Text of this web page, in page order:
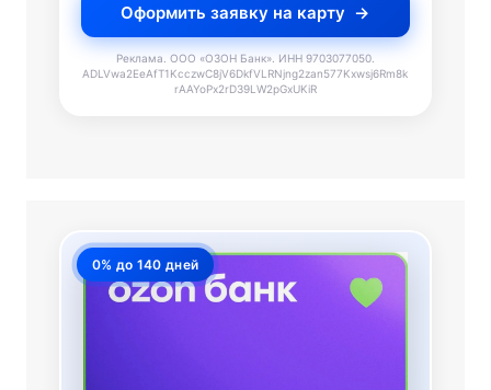
Оформить заявку на карту
Реклама. ООО «ОЗОН Банк». ИНН 9703077050.
ADLVwa2EeAfT1KcczwC8jV6DkfVLRNjng2zan577Kxwsj6Rm8k
rAAYoPx2rD39LW2pGxUKiR
0% до 140 дней